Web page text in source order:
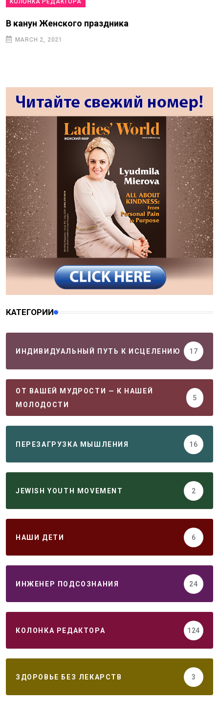
КОЛОНКА РЕДАКТОРА
В канун Женского праздника
MARCH 2, 2021
КАТЕГОРИИ
ИНДИВИДУАЛЬНЫЙ ПУТЬ К ИСЦЕЛЕНИЮ 17
ОТ ВАШЕЙ МУДРОСТИ — К НАШЕЙ
МОЛОДОСТИ
5
ПЕРЕЗАГРУЗКА МЫШЛЕНИЯ 16
JEWISH YOUTH MOVEMENT 2
НАШИ ДЕТИ 6
ИНЖЕНЕР ПОДСОЗНАНИЯ 24
КОЛОНКА РЕДАКТОРА 124
ЗДОРОВЬЕ БЕЗ ЛЕКАРСТВ 3